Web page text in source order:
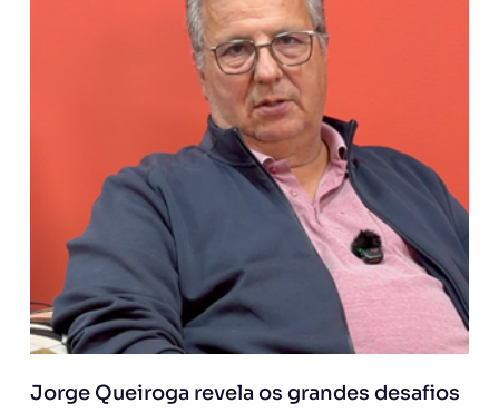
Jorge Queiroga revela os grandes desafios